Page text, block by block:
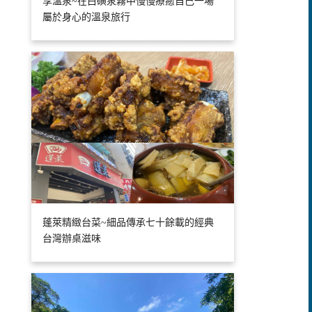
屬於身心的溫泉旅行
蓬萊精緻台菜~細品傳承七十餘載的經典
台灣辦桌滋味